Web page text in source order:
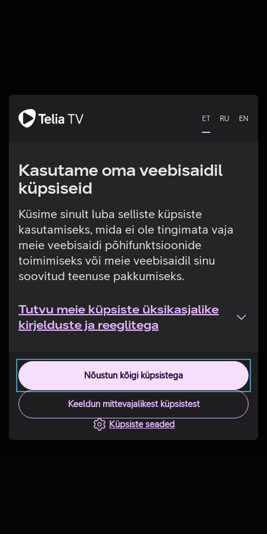
ET RU EN
Kasutame oma veebisaidil
küpsiseid
Küsime sinult luba selliste küpsiste
kasutamiseks, mida ei ole tingimata vaja
meie veebisaidi põhifunktsioonide
toimimiseks või meie veebisaidil sinu
soovitud teenuse pakkumiseks.
Tutvu meie küpsiste üksikasjalike
kirjelduste ja reeglitega
Nõustun kõigi küpsistega
Keeldun mittevajalikest küpsistest
Küpsiste seaded
Tehniline viga